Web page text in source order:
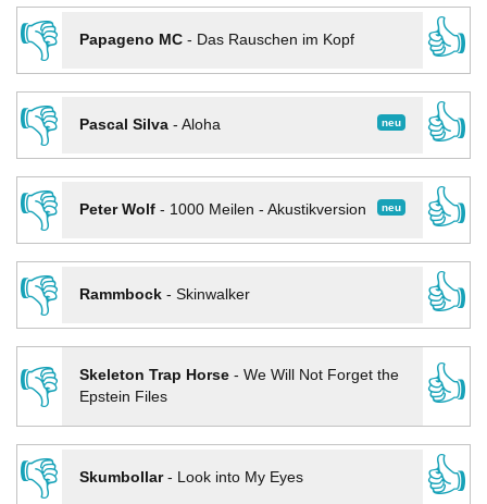
👎
Papageno MC- Das Rauschen im Kopf
👍
👎
neu
Pascal Silva- Aloha
👍
👎
neu
Peter Wolf- 1000 Meilen - Akustikversion
👍
👎
Rammbock- Skinwalker
👍
👎
Skeleton Trap Horse- We Will Not Forget the
Epstein Files
👍
👎
Skumbollar- Look into My Eyes
👍